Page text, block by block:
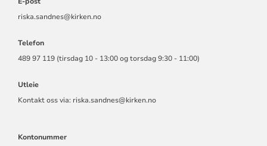
riska.sandnes@kirken.no
Telefon
489 97 119 (tirsdag 10 - 13:00 og torsdag 9:30 - 11:00)
Utleie
Kontakt oss via: riska.sandnes@kirken.no
Kontonummer